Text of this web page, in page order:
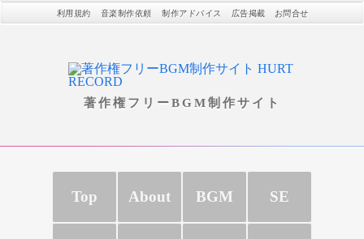
著作権フリーBGM制作サイト
利用規約 音楽制作依頼 制作アドバイス 広告掲載 お問合せ
Top About BGM SE